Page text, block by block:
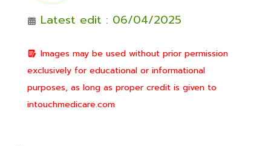
Latest edit : 06/04/2025
Images may be used without prior permission
exclusively for educational or informational
purposes, as long as proper credit is given to
intouchmedicare.com